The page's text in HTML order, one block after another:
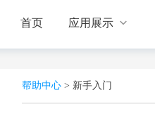
首页 应用展示 
帮助中心 > 新手入门